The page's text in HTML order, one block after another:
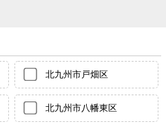
北九州市戸畑区
北九州市八幡東区